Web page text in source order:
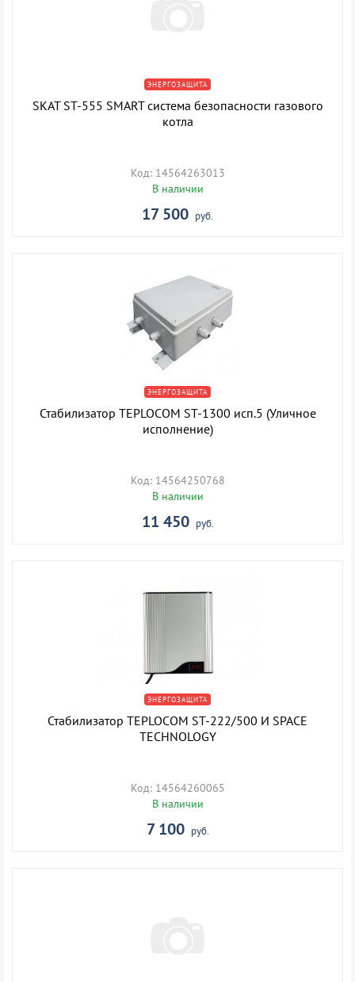
ЭНЕРГОЗАЩИТА
SKAT ST-555 SMART система безопасности газового
котла
Код: 14564263013
В наличии
17 500 руб.
ЭНЕРГОЗАЩИТА
Стабилизатор TEPLOCOM ST-1300 исп.5 (Уличное
исполнение)
Код: 14564250768
В наличии
11 450 руб.
ЭНЕРГОЗАЩИТА
Стабилизатор TEPLOCOM ST-222/500 И SPACE
TECHNOLOGY
Код: 14564260065
В наличии
7 100 руб.